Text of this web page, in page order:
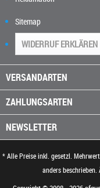
Sitemap
WIDERRUF ERKLÄREN
VERSANDARTEN
ZAHLUNGSARTEN
NEWSLETTER
* Alle Preise inkl. gesetzl.
anders beschrieben.